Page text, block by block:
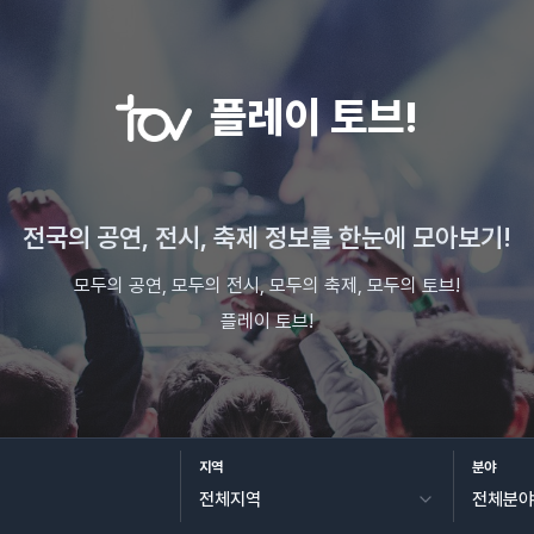
플레이 토브!
전국의 공연, 전시, 축제 정보를 한눈에 모아보기!
모두의 공연, 모두의 전시, 모두의 축제, 모두의 토브!
플레이 토브!
지역 분야